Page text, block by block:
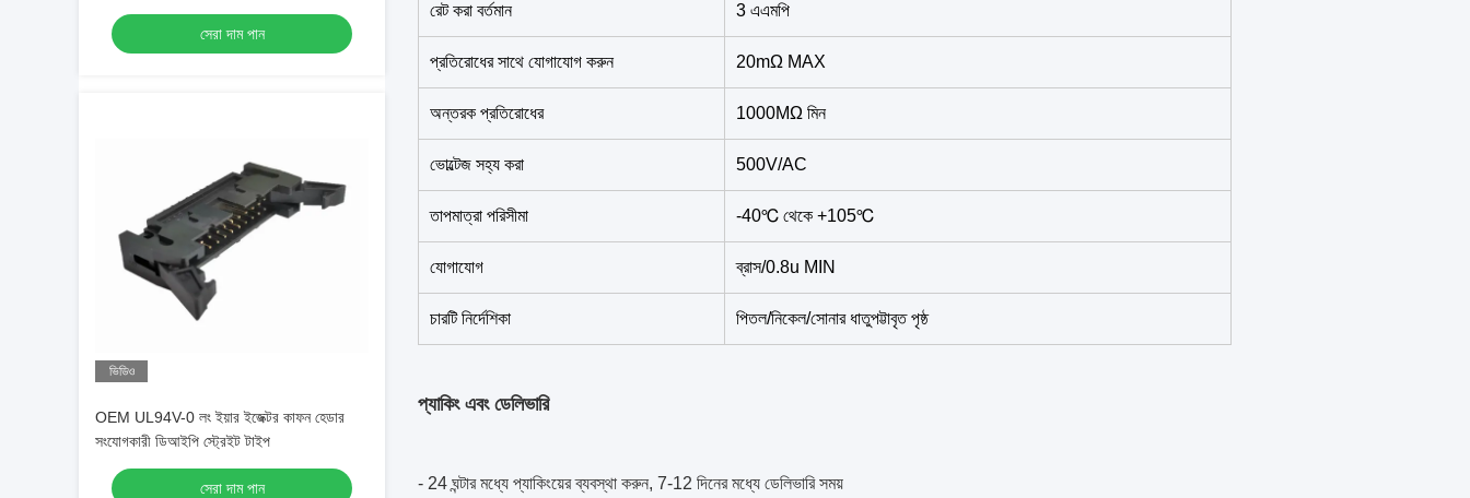
সেরা দাম পান
ভিডিও
OEM UL94V-0 লং ইয়ার ইজেক্টর কাফন হেডার
সংযোগকারী ডিআইপি স্ট্রেইট টাইপ
সেরা দাম পান
রেট করা বর্তমান 3 এএমপি
প্রতিরোধের সাথে যোগাযোগ করুন 20mΩ MAX
অন্তরক প্রতিরোধের 1000MΩ মিন
ভোল্টেজ সহ্য করা 500V/AC
তাপমাত্রা পরিসীমা -40℃ থেকে +105℃
যোগাযোগ ব্রাস/0.8u MIN
চারটি নির্দেশিকা পিতল/নিকেল/সোনার ধাতুপট্টাবৃত পৃষ্ঠ
প্যাকিং এবং ডেলিভারি
- 24 ঘন্টার মধ্যে প্যাকিংয়ের ব্যবস্থা করুন, 7-12 দিনের মধ্যে ডেলিভারি সময়